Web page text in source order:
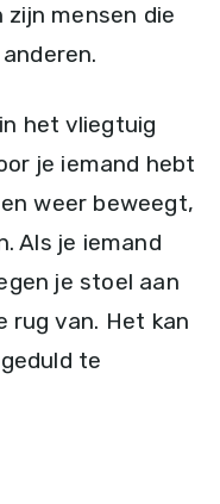
mensen die
het vliegtuig
je iemand hebt
weer beweegt,
Als je iemand
je stoel aan
rug van. Het kan
te